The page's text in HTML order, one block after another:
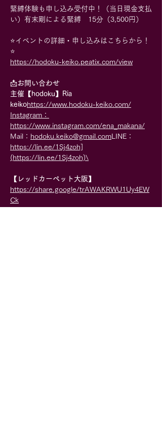
緊縛体験も申し込み受付中！（当日現金支払
い）有末剛による緊縛　15分（3,500円）
⭐️イベントの詳細・申し込みはこちらから！
⭐️
https://hodoku-keiko.peatix.com/view
📩お問い合わせ
主催【hodoku】Ria
keikohttps://www.hodoku-keiko.com/
Instagram：
https://www.instagram.com/ena_makana/
Mail： hodoku.keiko@gmail.com LINE：
https://lin.ee/1Sj4zoh]
(https://lin.ee/1Sj4zoh)\
【レッドカーペット大阪】
https://share.google/trAWAKRWU1Uy4EW
Ck